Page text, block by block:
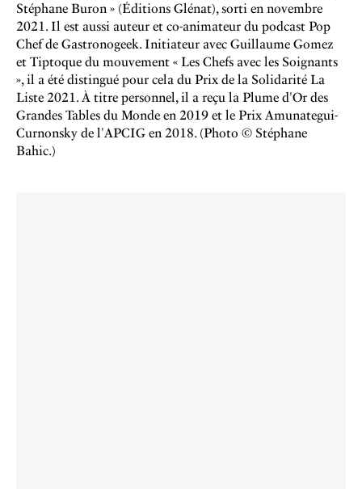
Stéphane Buron » (Éditions Glénat), sorti en novembre
2021. Il est aussi auteur et co-animateur du podcast Pop
Chef de Gastronogeek. Initiateur avec Guillaume Gomez
et Tiptoque du mouvement « Les Chefs avec les Soignants
», il a été distingué pour cela du Prix de la Solidarité La
Liste 2021. À titre personnel, il a reçu la Plume d'Or des
Grandes Tables du Monde en 2019 et le Prix Amunategui-
Curnonsky de l'APCIG en 2018. (Photo © Stéphane
Bahic.)